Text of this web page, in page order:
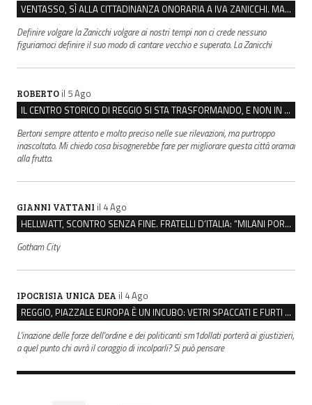
VENTASSO, SÌ ALLA CITTADINANZA ONORARIA A IVA ZANICCHI. MA BARGIACCHI: “È DI PESSIMO GUSTO”
Definire volgare la Zanicchi volgare ai nostri tempi non ci crede nessuno
figuriamoci definire il suo modo di cantare vecchio e superato. La Zanicchi
ROBERTO il 5 Ago
IL CENTRO STORICO DI REGGIO SI STA TRASFORMANDO, E NON IN MEGLIO
Bertoni sempre attento e molto preciso nelle sue rilevazioni, ma purtroppo
inascoltato. Mi chiedo cosa bisognerebbe fare per migliorare questa città oramai
alla frutta.
GIANNI VATTANI il 4 Ago
HELLWATT, SCONTRO SENZA FINE. FRATELLI D’ITALIA: “MILANI PORTA DOCUMENTI, DE FRANCO INSULTI”
Gotham City
IPOCRISIA UNICA DEA il 4 Ago
REGGIO, PIAZZALE EUROPA È UN INCUBO: VETRI SPACCATI E FURTI SULLE AUTO IN SOSTA
L'inazione delle forze dell'ordine e dei politicanti sm1dollati porterà ai giustizieri,
a quel punto chi avrà il coraggio di incolparli? Si può pensare